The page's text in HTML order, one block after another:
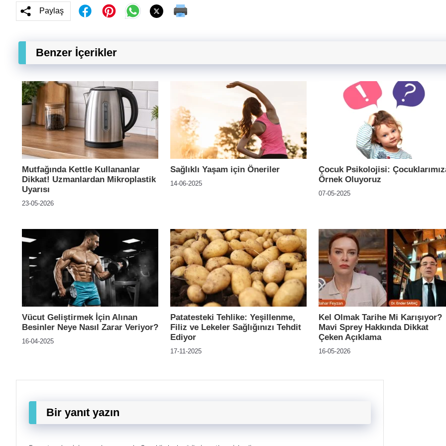
Paylaş
Benzer İçerikler
Mutfağında Kettle Kullananlar
Dikkat! Uzmanlardan Mikroplastik
Uyarısı
23-05-2026
Sağlıklı Yaşam için Öneriler
14-06-2025
Çocuk Psikolojisi:
Örnek Oluyoruz
07-05-2025
Vücut Geliştirmek İçin Alınan
Besinler Neye Nasıl Zarar Veriyor?
16-04-2025
Patatesteki Tehlike: Yeşillenme,
Filiz ve Lekeler Sağlığınızı Tehdit
Ediyor
17-11-2025
Kel Olmak Tarihe Mi Karışıyor?
Mavi Sprey Hakkında Dikkat
Çeken Açıklama
16-05-2026
Bir yanıt yazın